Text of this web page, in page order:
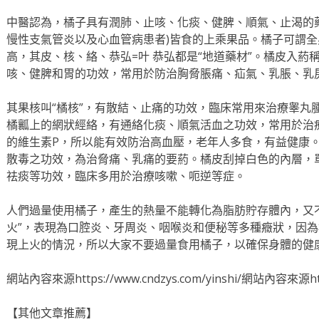
中醫認為，橘子具有潤肺、止咳、化痰、健脾、順氣、止渴
慢性支氣管炎以及心血管病患者)皆食的上乘果品。橘子可謂
高，其皮、核、絡、恭弘=叶 恭弘都是“地道藥材”。橘皮入葯
咳、健脾和胃的功效，常用於防治胸脅脹痛、疝氣、乳脹、
其果核叫“橘核”，有散結、止痛的功效，臨床常用來治療睾
橘瓤上的網狀經絡，有通絡化痰、順氣活血之功效，常用於
的維生素P，所以能有效防治高血壓，老年人多食，有益健康
散毒之功效，為治脅痛、乳痛的要葯。橘皮刮掉白色的內層，
祛痰等功效，臨床多用於治療咳嗽、呃逆等症。
人們過量使用橘子，產生的熱量不能轉化為脂肪貯存體內，
火”，表現為口腔炎、牙周炎、咽喉炎和便秘等多種癥狀，因
現上火的情況，所以大家不要過量食用橘子，以確保身體的健
網站內容來源https://www.cndzys.com/yinshi/網站內容來源
【其他文章推薦】